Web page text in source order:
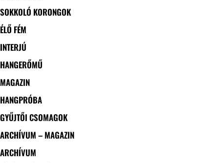
SOKKOLÓ KORONGOK
ÉLŐ FÉM
INTERJÚ
HANGERŐMŰ
MAGAZIN
HANGPRÓBA
GYŰJTŐI CSOMAGOK
ARCHÍVUM – MAGAZIN
ARCHÍVUM